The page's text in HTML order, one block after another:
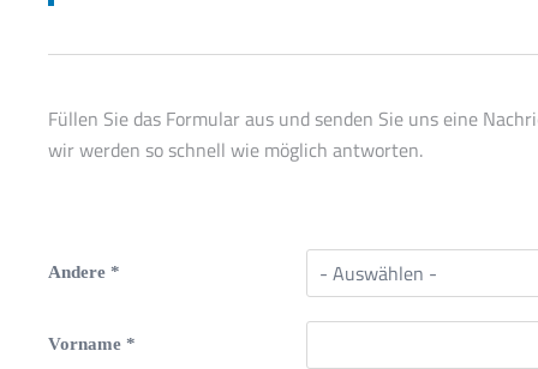
Füllen Sie das Formular aus und senden Sie uns eine
wir werden so schnell wie möglich antworten.
Andere *
Vorname *